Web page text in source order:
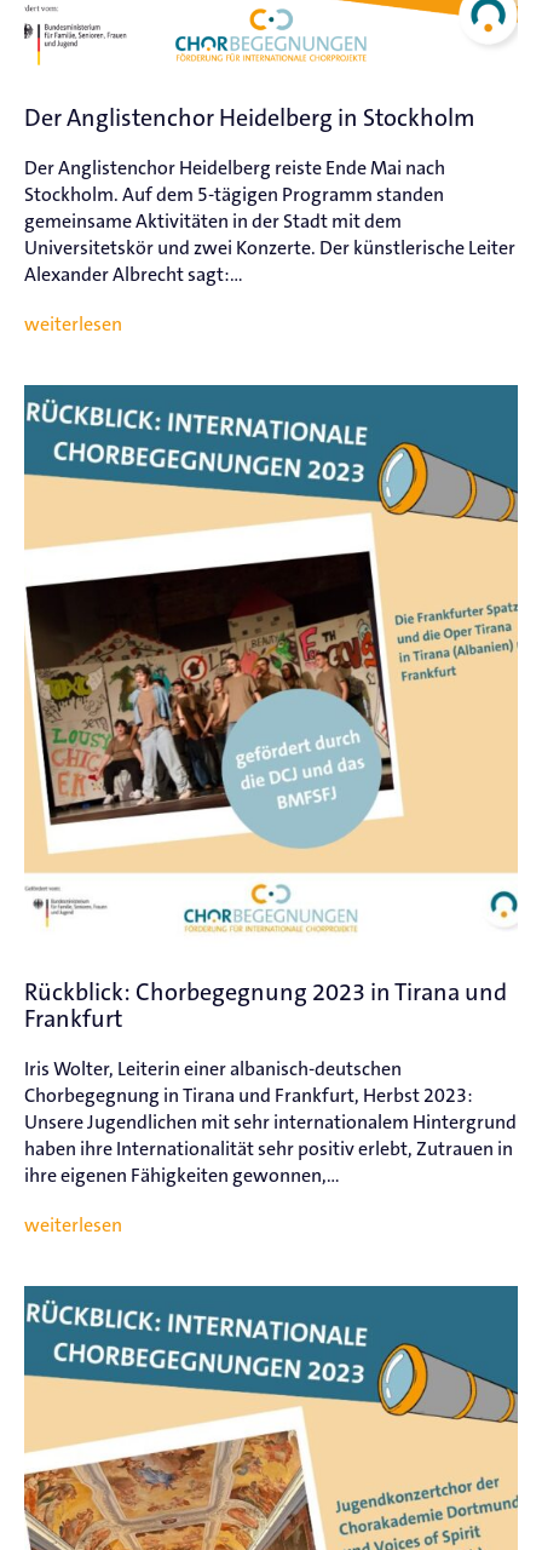
Der Anglistenchor Heidelberg in Stockholm
Der Anglistenchor Heidelberg reiste Ende Mai nach
Stockholm. Auf dem 5-tägigen Programm standen
gemeinsame Aktivitäten in der Stadt mit dem
Universitetskör und zwei Konzerte. Der künstlerische Leiter
Alexander Albrecht sagt:...
weiterlesen
Rückblick: Chorbegegnung 2023 in Tirana und
Frankfurt
Iris Wolter, Leiterin einer albanisch-deutschen
Chorbegegnung in Tirana und Frankfurt, Herbst 2023:
Unsere Jugendlichen mit sehr internationalem Hintergrund
haben ihre Internationalität sehr positiv erlebt, Zutrauen in
ihre eigenen Fähigkeiten gewonnen,...
weiterlesen